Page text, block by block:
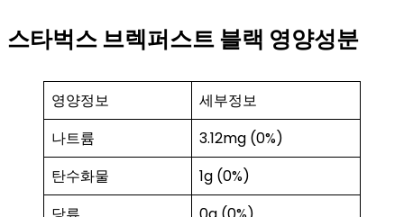
스타벅스 브렉퍼스트 블랙 영양성분
영양정보
세부정보
나트륨
3.12mg (0%)
탄수화물
1g (0%)